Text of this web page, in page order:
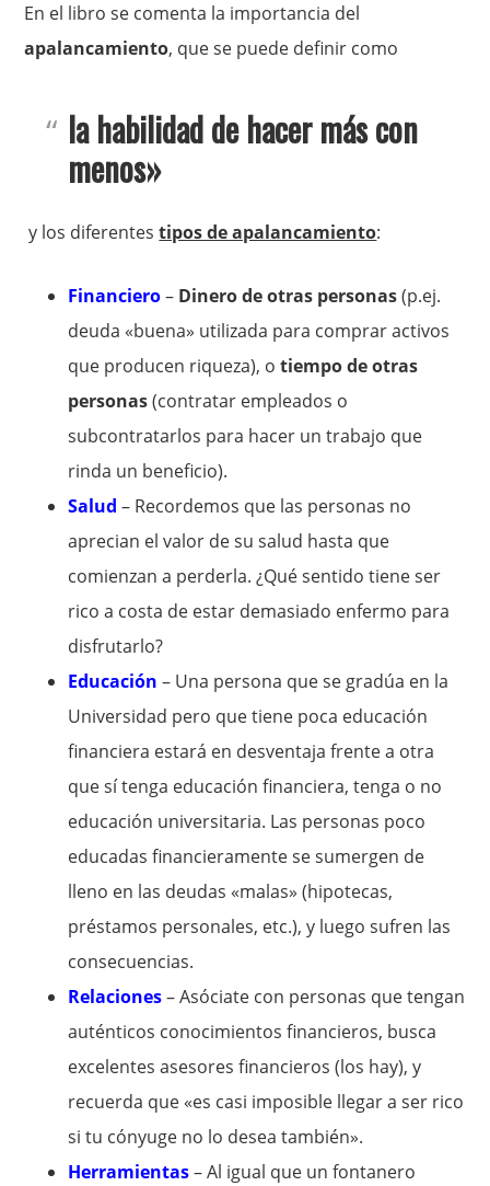
En el libro se comenta la importancia del
apalancamiento, que se puede definir como
la habilidad de hacer más con
menos»
y los diferentestipos de apalancamiento:
Financiero– Dinero de otras personas(p.ej.
deuda «buena» utilizada para comprar activos
que producen riqueza), o tiempo de otras
personas(contratar empleados o
subcontratarlos para hacer un trabajo que
rinda un beneficio).
Salud – Recordemos que las personas no
aprecian el valor de su salud hasta que
comienzan a perderla. ¿Qué sentido tiene ser
rico a costa de estar demasiado enfermo para
disfrutarlo?
Educación – Una persona que se gradúa en la
Universidad pero que tiene poca educación
financiera estará en desventaja frente a otra
que sí tenga educación financiera, tenga o no
educación universitaria. Las personas poco
educadas financieramente se sumergen de
lleno en las deudas «malas» (hipotecas,
préstamos personales, etc.), y luego sufren las
consecuencias.
Relaciones– Asóciate con personas que tengan
auténticos conocimientos financieros, busca
excelentes asesores financieros (los hay), y
recuerda que «es casi imposible llegar a ser rico
si tu cónyuge no lo desea también».
Herramientas– Al igual que un fontanero